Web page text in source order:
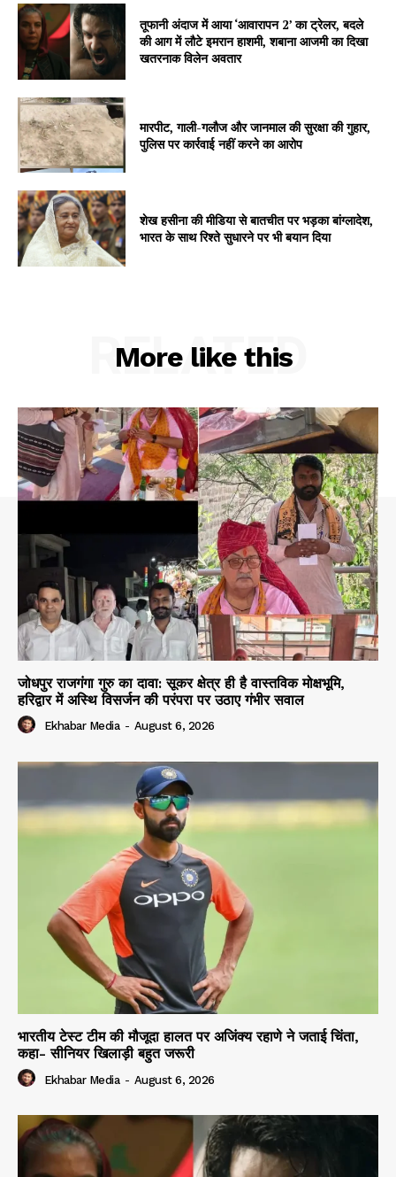
Company
About
Contact us
Subscription Plans
तूफानी अंदाज में आया ‘आवारापन 2’ का ट्रेलर, बदले
की आग में लौटे इमरान हाशमी, शबाना आजमी का दिखा
खतरनाक विलेन अवतार
मारपीट, गाली-गलौज और जानमाल की सुरक्षा की गुहार,
पुलिस पर कार्रवाई नहीं करने का आरोप
शेख हसीना की मीडिया से बातचीत पर भड़का बांग्लादेश,
भारत के साथ रिश्ते सुधारने पर भी बयान दिया
More like this
RELATED
जोधपुर राजगंगा गुरु का दावा: सूकर क्षेत्र ही है वास्तविक मोक्षभूमि,
हरिद्वार में अस्थि विसर्जन की परंपरा पर उठाए गंभीर सवाल
Ekhabar Media - August 6, 2026
भारतीय टेस्ट टीम की मौजूदा हालत पर अजिंक्य रहाणे ने जताई चिंता,
कहा- सीनियर खिलाड़ी बहुत जरूरी
Ekhabar Media - August 6, 2026